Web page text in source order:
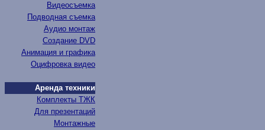
Видеосъемка
Подводная съемка
Аудио монтаж
Создание DVD
Анимация и графика
Оцифровка видео
Аренда техники
Комплекты ТЖК
Для презентаций
Монтажные